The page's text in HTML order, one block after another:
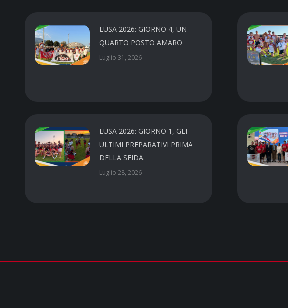
EUSA 2026: GIORNO 4, UN
QUARTO POSTO AMARO
Luglio 31, 2026
EUSA 2026: GIORNO 1, GLI
ULTIMI PREPARATIVI PRIMA
DELLA SFIDA.
Luglio 28, 2026